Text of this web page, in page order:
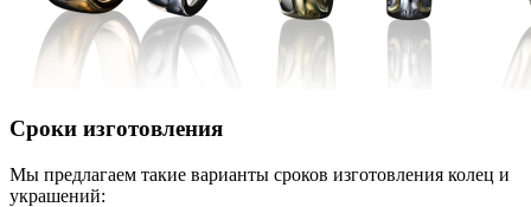
Сроки изготовления
Мы предлагаем такие варианты сроков изготовления колец и
украшений: